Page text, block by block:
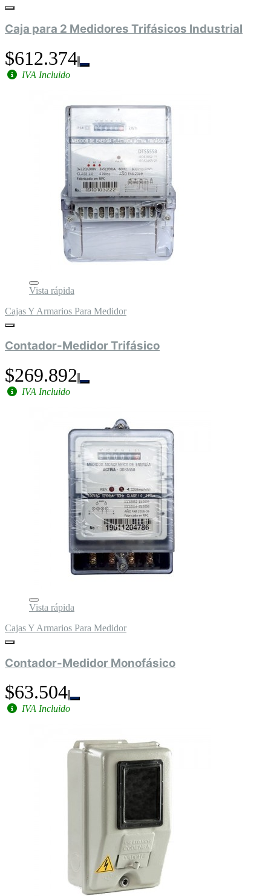
Caja para 2 Medidores Trifásicos Industrial
$612.374
IVA Incluido
Vista rápida
Cajas Y Armarios Para Medidor
Contador-Medidor Trifásico
$269.892
IVA Incluido
Vista rápida
Cajas Y Armarios Para Medidor
Contador-Medidor Monofásico
$63.504
IVA Incluido